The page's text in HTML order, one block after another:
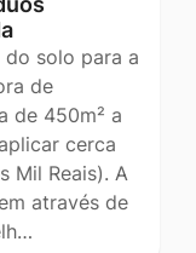
solo para a
de
de 450m² a
cerca
Mil Reais). A
através de